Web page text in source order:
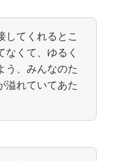
してくれるとこ
なくて、ゆるく
う、みんなのた
溢れていてあた